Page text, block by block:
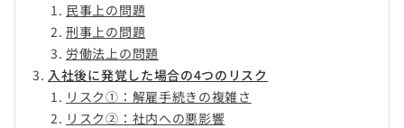
民事上の問題
刑事上の問題
労働法上の問題
入社後に発覚した場合の4つのリスク
リスク①：解雇手続きの複雑さ
リスク②：社内への悪影響